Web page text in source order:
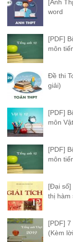
[Anh
word
[PDF]
môn
Đề thi
giải)
[PDF]
môn
[PDF]
môn
[Đại số]
thị hàm
[PDF]
(Kèm